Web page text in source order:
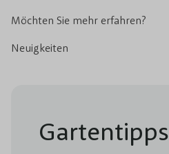
Möchten Sie mehr erfahren?
Neuigkeiten
Gartentipps